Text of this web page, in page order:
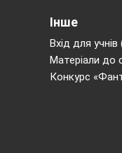
Інше
Вхід для
Матеріали до
Конкурс